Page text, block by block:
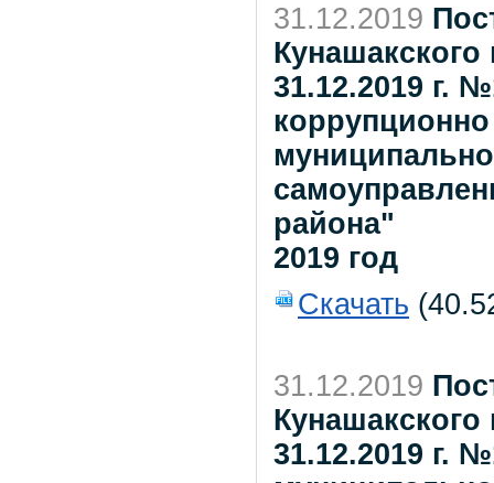
31.12.2019
31.12.2019 г.
района"
2019 год
Скачать
31.12.2019
31.12.2019 г.